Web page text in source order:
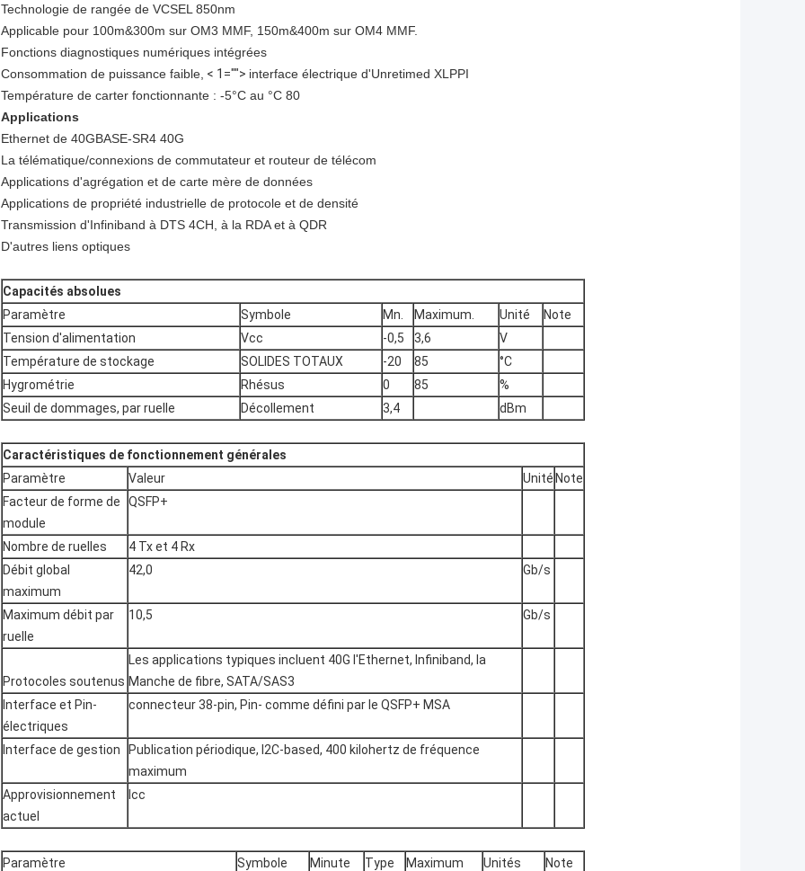
Technologie de rangée de VCSEL 850nm
Applicable pour 100m&300m sur OM3 MMF, 150m&400m sur OM4 MMF.
Fonctions diagnostiques numériques intégrées
Consommation de puissance faible, < 1=""> interface électrique d'Unretimed XLPPI
Température de carter fonctionnante : -5°C au °C 80
Applications
Ethernet de 40GBASE-SR4 40G
La télématique/connexions de commutateur et routeur de télécom
Applications d'agrégation et de carte mère de données
Applications de propriété industrielle de protocole et de densité
Transmission d'Infiniband à DTS 4CH, à la RDA et à QDR
D'autres liens optiques
Capacités absolues
Paramètre
Symbole Mn. Maximum. Unité
Note
Tension d'alimentation
Vcc -0,5 3,6
V
Température de stockage
SOLIDES TOTAUX -20 85
°C
Hygrométrie
Rhésus 0 85
%
Seuil de dommages, par ruelle
Décollement 3,4 dBm
Caractéristiques de fonctionnement générales
Paramètre
Valeur UnitéNote
Facteur de forme de
module
QSFP+
Nombre de ruelles
4 Tx et 4 Rx
Débit global
maximum
42,0 Gb/s
Maximum débit par
ruelle
10,5 Gb/s
Protocoles soutenus
Les applications typiques incluent 40G l'Ethernet, Infiniband, la
Manche de fibre, SATA/SAS3
Interface et Pin-
électriques
connecteur 38-pin, Pin- comme défini par le QSFP+ MSA
Interface de gestion
Publication périodique, I2C-based, 400 kilohertz de fréquence
maximum
Approvisionnement
actuel
Icc
Paramètre Symbole Minute Type Maximum Unités
Note